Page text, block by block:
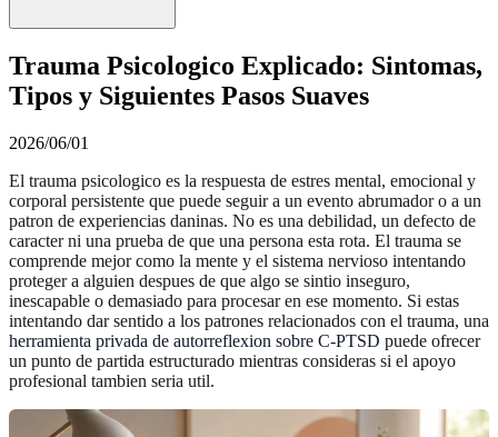
Trauma Psicologico Explicado: Sintomas,
Tipos y Siguientes Pasos Suaves
2026/06/01
El trauma psicologico es la respuesta de estres mental, emocional y
corporal persistente que puede seguir a un evento abrumador o a un
patron de experiencias daninas. No es una debilidad, un defecto de
caracter ni una prueba de que una persona esta rota. El trauma se
comprende mejor como la mente y el sistema nervioso intentando
proteger a alguien despues de que algo se sintio inseguro,
inescapable o demasiado para procesar en ese momento. Si estas
intentando dar sentido a los patrones relacionados con el trauma, una
herramienta privada de autorreflexion sobre C-PTSD puede ofrecer
un punto de partida estructurado mientras consideras si el apoyo
profesional tambien seria util.